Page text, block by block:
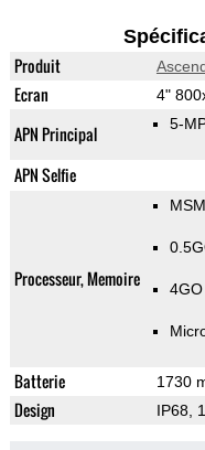
Produit
Ecran 4"
APN Principal 5-
APN Selfie
Processeur, Memoire
Batterie 1730
Design IP68,